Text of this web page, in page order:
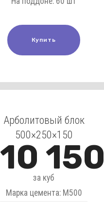
Купить
Арболитовый блок
500×250×150
10 150
за куб
Марка цемента: М500